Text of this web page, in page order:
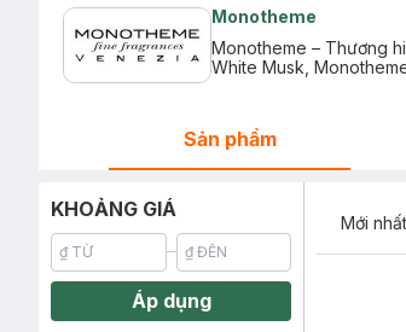
Monotheme
Monotheme – Thương
White Musk,
Sản phẩm
KHOẢNG GIÁ
Áp dụng
Mới nhất